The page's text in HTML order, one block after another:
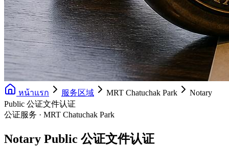
หน้าแรก 服务区域 MRT Chatuchak Park
Notary
Public 公证文件认证
公证服务 · MRT Chatuchak Park
Notary Public 公证文件认证